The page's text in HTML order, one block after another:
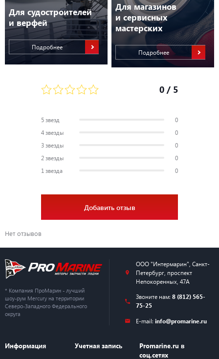
Для судостроителей
и верфей
Подробнее
Для магазинов
и сервисных
мастерских
Подробнее
0 / 5
5 звезд
0
4 звезды
0
3 звезды
0
2 звезды
0
1 звезда
0
Добавить отзыв
Нет отзывов
* Компания ПроМарин - лучший
шоу-рум Mercury на территории
Северо-Западного Федерального
округа
ООО "Интермарин" Санкт-
Петербург, проспект
Непокоренных, 47А
Звоните нам: 8 (812) 565-
75-25
E-mail: info@promarine.ru
Информация Учетная запись
Promarine.ru в
соц.сетях